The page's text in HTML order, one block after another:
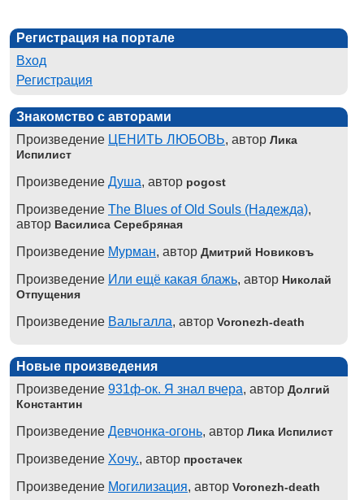
Регистрация на портале
Вход
Регистрация
Знакомство с авторами
Произведение ЦЕНИТЬ ЛЮБОВЬ, автор Лика
Испилист
Произведение Душа, автор pogost
Произведение The Blues of Old Souls (Надежда),
автор Василиса Серебряная
Произведение Мурман, автор Дмитрий Новиковъ
Произведение Или ещё какая блажь, автор Николай
Отпущения
Произведение Вальгалла, автор Voronezh-death
Новые произведения
Произведение 931ф-ок. Я знал вчера, автор Долгий
Константин
Произведение Девчонка-огонь, автор Лика Испилист
Произведение Хочу., автор простачек
Произведение Могилизация, автор Voronezh-death